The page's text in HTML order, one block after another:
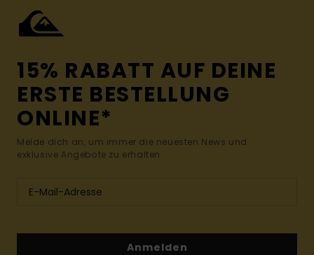
15% RABATT AUF DEINE
ERSTE BESTELLUNG
ONLINE*
Melde dich an, um immer die neuesten News und
exklusive Angebote zu erhalten.
Anmelden